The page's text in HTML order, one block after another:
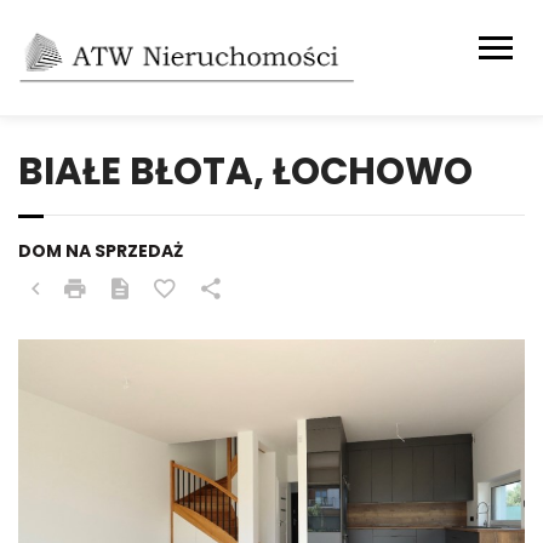
BIAŁE BŁOTA, ŁOCHOWO
DOM NA SPRZEDAŻ